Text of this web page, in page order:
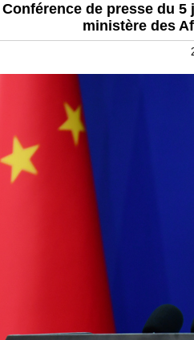
Conférence de presse du
ministère des